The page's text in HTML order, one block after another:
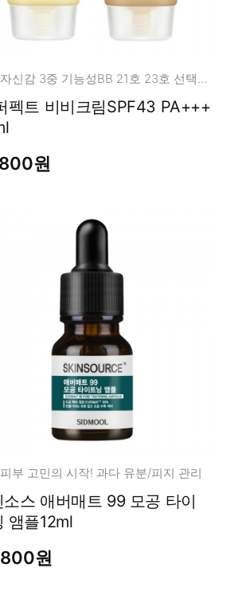
민낯 자신감 3중 기능성BB 21호 23호 선택구입
펙트 비비크림SPF43 PA+++
원
부 고민의 시작! 과다 유분/피지 관리
소스 애버매트 99 모공 타이
앰플12ml
원